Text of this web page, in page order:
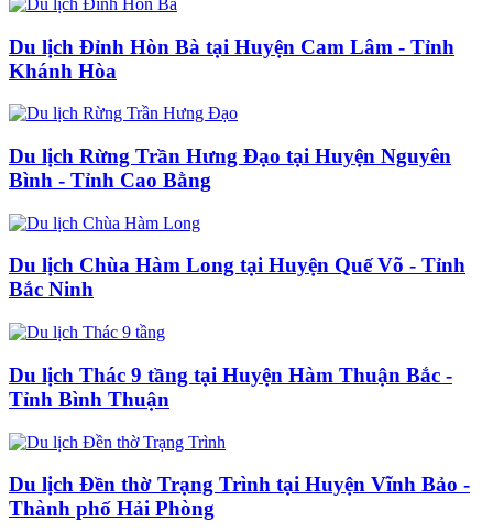
Du lịch Đỉnh Hòn Bà tại Huyện Cam Lâm - Tỉnh
Khánh Hòa
Du lịch Rừng Trần Hưng Đạo tại Huyện Nguyên
Bình - Tỉnh Cao Bằng
Du lịch Chùa Hàm Long tại Huyện Quế Võ - Tỉnh
Bắc Ninh
Du lịch Thác 9 tầng tại Huyện Hàm Thuận Bắc -
Tỉnh Bình Thuận
Du lịch Đền thờ Trạng Trình tại Huyện Vĩnh Bảo -
Thành phố Hải Phòng